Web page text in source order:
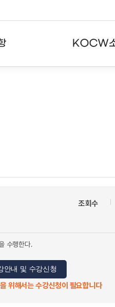
KOCW
조회수
수행한다.
안내 및 수강신청
위해서는 수강신청이 필요합니다